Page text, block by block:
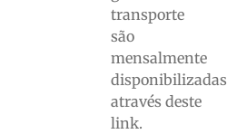
transporte
são
mensalmente
disponibilizadas
através deste
link.